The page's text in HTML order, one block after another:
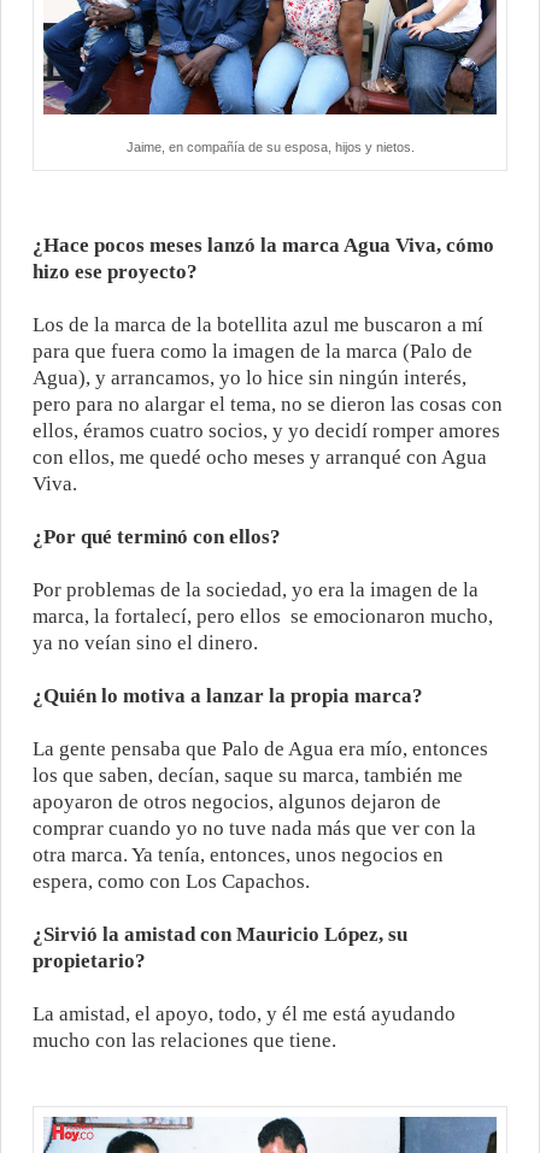
Jaime, en compañía de su esposa, hijos y nietos.
¿Hace pocos meses lanzó la marca Agua Viva, cómo
hizo ese proyecto?
Los de la marca de la botellita azul me buscaron a mí
para que fuera como la imagen de la marca (Palo de
Agua), y arrancamos, yo lo hice sin ningún interés,
pero para no alargar el tema, no se dieron las cosas con
ellos, éramos cuatro socios, y yo decidí romper amores
con ellos, me quedé ocho meses y arranqué con Agua
Viva.
¿Por qué terminó con ellos?
Por problemas de la sociedad, yo era la imagen de la
marca, la fortalecí, pero ellos se emocionaron mucho,
ya no veían sino el dinero.
¿Quién lo motiva a lanzar la propia marca?
La gente pensaba que Palo de Agua era mío, entonces
los que saben, decían, saque su marca, también me
apoyaron de otros negocios, algunos dejaron de
comprar cuando yo no tuve nada más que ver con la
otra marca. Ya tenía, entonces, unos negocios en
espera, como con Los Capachos.
¿Sirvió la amistad con Mauricio López, su
propietario?
La amistad, el apoyo, todo, y él me está ayudando
mucho con las relaciones que tiene.